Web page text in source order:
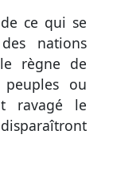
ce qui se
nations
règne de
ou
ravagé le